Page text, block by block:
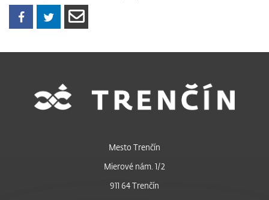
Mesto Trenčín
Mierové nám. 1/2
911 64 Trenčín